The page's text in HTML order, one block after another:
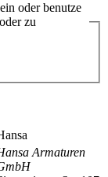
oder benutze
zu
Armaturen